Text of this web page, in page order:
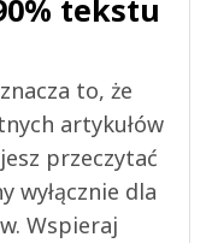
tekstu
to, że
artykułów
przeczytać
wyłącznie dla
Wspieraj